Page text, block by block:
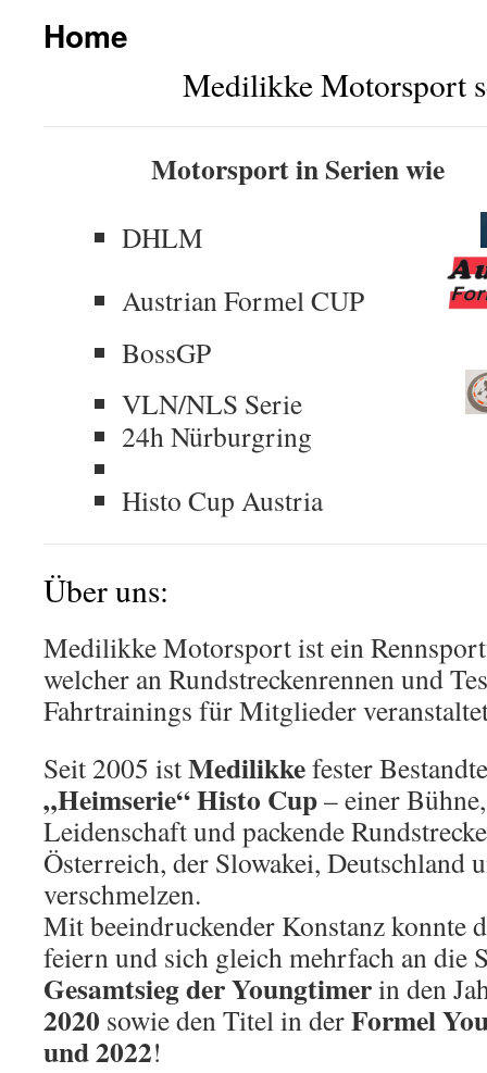
springen
Home
Medilikke Motorsport
Motorsport in Serien wie
DHLM
Austrian Formel CUP
VLN/NLS Serie
24h
Histo Cup Austria
Über uns:
Medilikke Motorsport ist ein
welcher an Rundstreckenrennen und
Fahrtrainings für Mitglieder
Seit 2005 istMedilikkefester
„Heimserie“ Histo Cup– einer
Leidenschaft und packende
Österreich, der Slowakei, Deutschland
verschmelzen.
Mit beeindruckender Konstanz konnte
feiern und sich gleich mehrfach an die
Gesamtsieg der Youngtimerin den
2020 sowie den Titel in derFormel
und 2022!